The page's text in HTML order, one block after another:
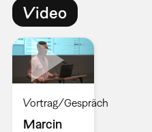
Video
Vortrag/Gespräch
Marcin